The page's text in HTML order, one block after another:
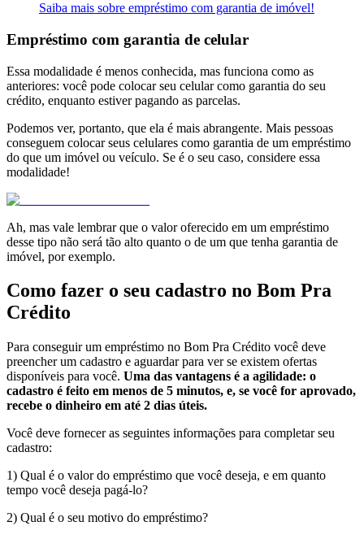
Saiba mais sobre empréstimo com garantia de imóvel!
Empréstimo com garantia de celular
Essa modalidade é menos conhecida, mas funciona como as
anteriores: você pode colocar seu celular como garantia do seu
crédito, enquanto estiver pagando as parcelas.
Podemos ver, portanto, que ela é mais abrangente. Mais pessoas
conseguem colocar seus celulares como garantia de um empréstimo
do que um imóvel ou veículo. Se é o seu caso, considere essa
modalidade!
Ah, mas vale lembrar que o valor oferecido em um empréstimo
desse tipo não será tão alto quanto o de um que tenha garantia de
imóvel, por exemplo.
Como fazer o seu cadastro no Bom Pra
Crédito
Para conseguir um empréstimo no Bom Pra Crédito você deve
preencher um cadastro e aguardar para ver se existem ofertas
disponíveis para você. Uma das vantagens é a agilidade: o
cadastro é feito em menos de 5 minutos, e, se você for aprovado,
recebe o dinheiro em até 2 dias úteis.
Você deve fornecer as seguintes informações para completar seu
cadastro:
1) Qual é o valor do empréstimo que você deseja, e em quanto
tempo você deseja pagá-lo?
2) Qual é o seu motivo do empréstimo?